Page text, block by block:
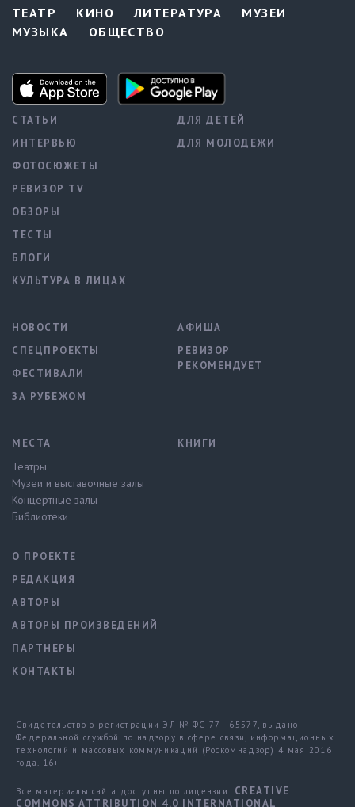
ТЕАТР КИНО ЛИТЕРАТУРА
МУЗЕИ
МУЗЫКА
ОБЩЕСТВО
СТАТЬИ
ИНТЕРВЬЮ
ФОТОСЮЖЕТЫ
РЕВИЗОР TV
ОБЗОРЫ
ТЕСТЫ
БЛОГИ
КУЛЬТУРА В ЛИЦАХ
ДЛЯ ДЕТЕЙ
ДЛЯ МОЛОДЕЖИ
НОВОСТИ
СПЕЦПРОЕКТЫ
ФЕСТИВАЛИ
ЗА РУБЕЖОМ
АФИША
РЕВИЗОР
РЕКОМЕНДУЕТ
МЕСТА
Театры
Музеи и выставочные залы
Концертные залы
Библиотеки
КНИГИ
О ПРОЕКТЕ
РЕДАКЦИЯ
АВТОРЫ
АВТОРЫ ПРОИЗВЕДЕНИЙ
ПАРТНЕРЫ
КОНТАКТЫ
Свидетельство о регистрации ЭЛ № ФС 77 - 65577, выдано
Федеральной службой по надзору в сфере связи, информационных
технологий и массовых коммуникаций (Роскомнадзор) 4 мая 2016
года. 16+
Все материалы сайта доступны по лицензии: CREATIVE
COMMONS ATTRIBUTION 4.0 INTERNATIONAL